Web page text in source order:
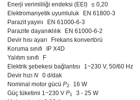
Enerji verimliliği endeksi (EEI) ≤ 0,20
Elektromanyetik uyumluluk
EN 61800-3
Parazit yayını
EN 61000-6-3
Parazite dayanıklılık
EN 61000-6-2
Devir hısı ayarı
Frekans konvertörü
Koruma sınıfı
IP X4D
Yalıtım sınıfı
F
Elektrik şebekesi bağlantısı
1~230 V, 50/60 Hz
Devir hızı N 0 d/dak
Nominal motor gücü P2
16 W
Güç tüketimi 1~230 V P1
3 - 25 W